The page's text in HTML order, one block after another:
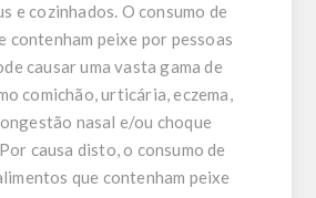
e cozinhados. O consumo de
contenham peixe por pessoas
causar uma vasta gama de
comichão, urticária, eczema,
nasal e/ou choque
causa disto, o consumo de
que contenham peixe